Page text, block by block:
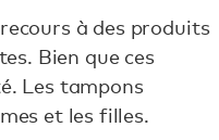
à des produits
Bien que ces
Les tampons
et les filles.